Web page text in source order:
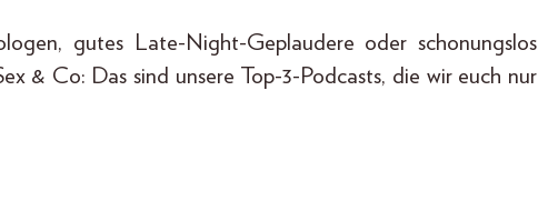
gutes Late-Night-Geplaudere oder schonungslos
& Co: Das sind unsere Top-3-Podcasts, die wir euch nur